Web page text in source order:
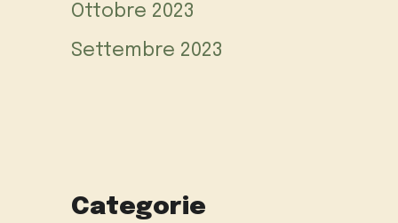
Ottobre 2023
Settembre 2023
Categorie